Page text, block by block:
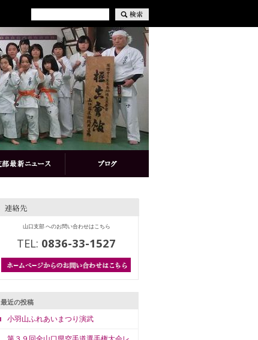
山口支部 へのお問い合わせはこちら
TEL: 0836-33-1527
最近の投稿
小羽山ふれあいまつり演武